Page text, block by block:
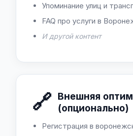
Упоминание улиц и
FAQ про услуги в
И другой контент
🔗 Внешняя
(опционально)
Регистрация в